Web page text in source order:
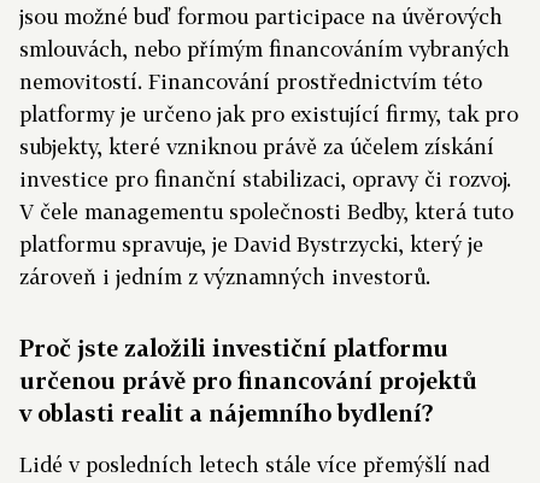
jsou možné buď formou participace na úvěrových
smlouvách, nebo přímým financováním vybraných
nemovitostí. Financování prostřednictvím této
platformy je určeno jak pro existující firmy, tak pro
subjekty, které vzniknou právě za účelem získání
investice pro finanční stabilizaci, opravy či rozvoj.
V čele managementu společnosti Bedby, která tuto
platformu spravuje, je David Bystrzycki, který je
zároveň i jedním z významných investorů.
Proč jste založili investiční platformu
určenou právě pro financování projektů
v oblasti realit a nájemního bydlení?
Lidé v posledních letech stále více přemýšlí nad